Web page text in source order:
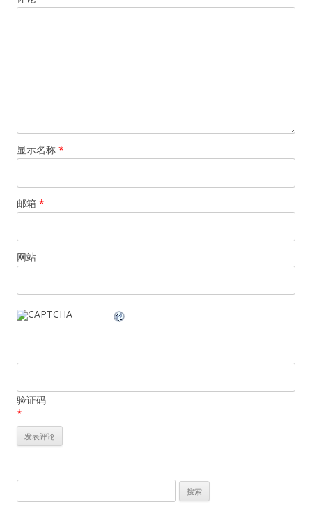
显示名称 *
邮箱 *
网站
验证码
*
索：